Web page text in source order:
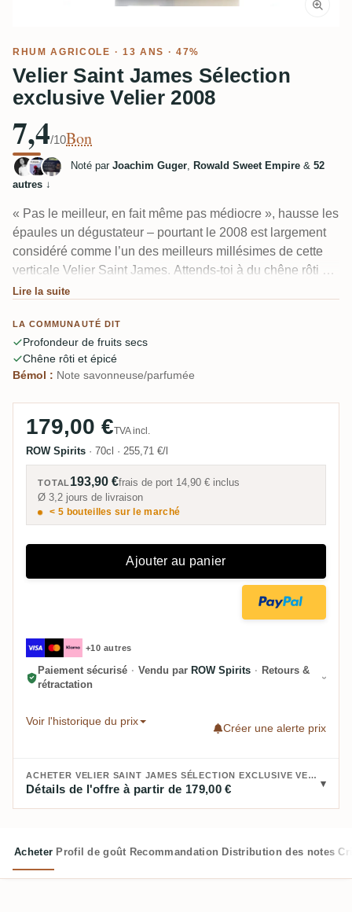
RHUM AGRICOLE · 13 ANS · 47%
Velier Saint James Sélection
exclusive Velier 2008
7,4/10Bon
Noté par Joachim Guger, Rowald Sweet Empire & 52
autres ↓
« Pas le meilleur, en fait même pas médiocre », hausse les
épaules un dégustateur – pourtant le 2008 est largement
considéré comme l’un des meilleurs millésimes de cette
verticale Velier Saint James. Attends-toi à du chêne rôti et
épicé, de la canne herbeuse, des abricots secs et des
parfumée qui ressort en bouche ; certains la remarquent à
peine, d’autres trouvent qu’elle gâche le verre.
Lire la suite
LA COMMUNAUTÉ DIT
Profondeur de fruits secs
Chêne rôti et épicé
Bémol : Note savonneuse/parfumée
179,00 €TVA incl.
ROW Spirits · 70cl · 255,71 €/l
TOTAL 193,90 €frais de port 14,90 € inclus
Ø 3,2 jours de livraison
< 5 bouteilles sur le marché
Ajouter au panier
+10 autres
Paiement sécurisé · Vendu par ROW Spirits · Retours &
rétractation
Voir l'historique du prix
Créer une alerte prix
ACHETER VELIER SAINT JAMES SÉLECTION EXCLUSIVE VELIER 2008 :
Détails de l'offre à partir de 179,00 €
Acheter Profil de goût Recommandation Distribution des notes